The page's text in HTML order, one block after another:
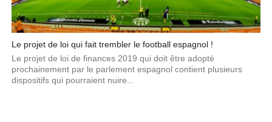
Le projet de loi qui fait trembler le football espagnol !
Le projet de loi de finances 2019 qui doit être adopté
prochainement par le parlement espagnol contient plusieurs
dispositifs qui pourraient nuire...